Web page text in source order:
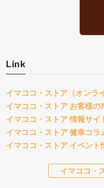
Link
イマココ・ストア（オンラ
イマココ・ストア お客様の
イマココ・ストア 情報サイ
イマココ・ストア 健幸コラ
イマココ・ストア イベント
イマココ・